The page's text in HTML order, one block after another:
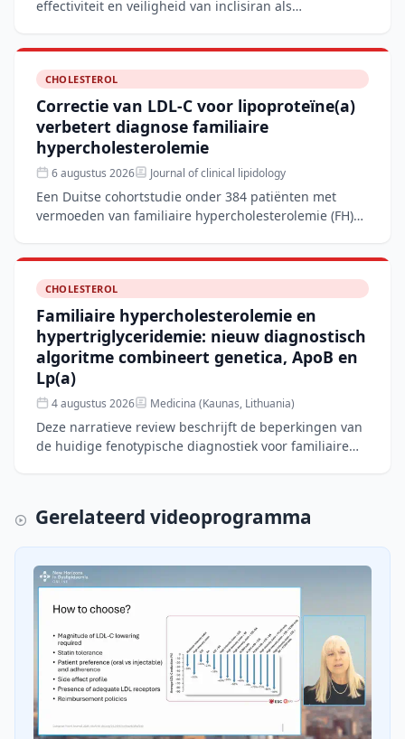
effectiviteit en veiligheid van inclisiran als
verhoogd LDL-C en een laa
CHOLESTEROL
Correctie van LDL-C voor lipoproteïne(a)
verbetert diagnose familiaire
hypercholesterolemie
6 augustus 2026 Journal of clinical lipidology
Een Duitse cohortstudie onder 384 patiënten met
vermoeden van familiaire hypercholesterolemie (FH)
voor lipopro
CHOLESTEROL
Familiaire hypercholesterolemie en
hypertriglyceridemie: nieuw diagnostisch
algoritme combineert genetica, ApoB en
Lp(a)
4 augustus 2026 Medicina (Kaunas, Lithuania)
Deze narratieve review beschrijft de beperkingen van
de huidige fenotypische diagnostiek voor familiaire
Gerelateerd videoprogramma